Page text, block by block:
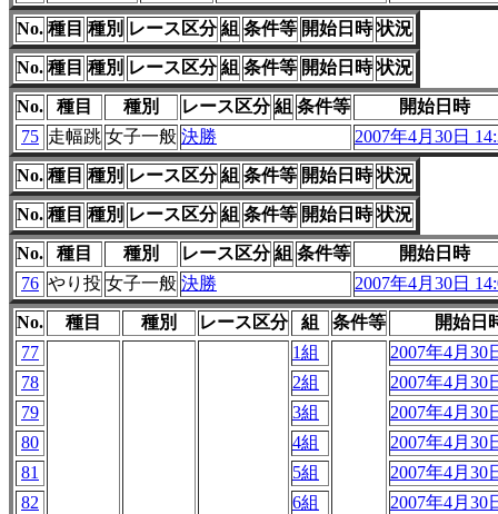
No. 種目 種別 レース区分 組 条件等 開始日時 状況
No. 種目 種別 レース区分 組 条件等 開始日時 状況
No. 種目 種別 レース区分 組 条件等
開始日時
75 走幅跳 女子一般 決勝 2007年4月30日
No. 種目 種別 レース区分 組 条件等 開始日時 状況
No. 種目 種別 レース区分 組 条件等 開始日時 状況
No. 種目 種別 レース区分 組 条件等
開始日時
76 やり投 女子一般 決勝 2007年4月30日
No. 種目 種別 レース区分 組 条件等
開始日
77
1組
2007年4月30
78
2組
2007年4月30
79
3組
2007年4月30
80
4組
2007年4月30
81
5組
2007年4月30
82
6組
2007年4月30